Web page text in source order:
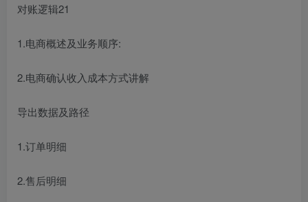
对账逻辑21
1.电商概述及业务顺序:
2.电商确认收入成本方式讲解
导出数据及路径
1.订单明细
2.售后明细